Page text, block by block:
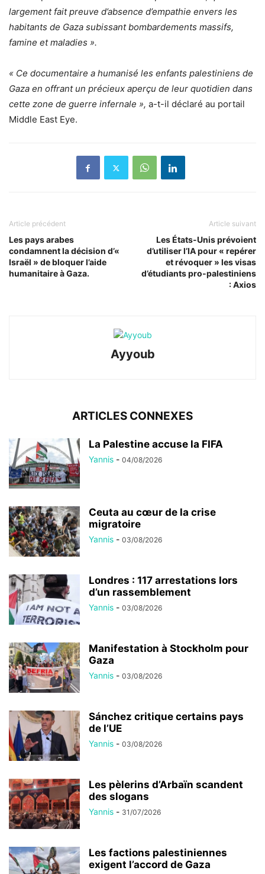
largement fait preuve d’absence d’empathie envers les
habitants de Gaza subissant bombardements massifs,
famine et maladies ».
« Ce documentaire a humanisé les enfants palestiniens de
Gaza en offrant un précieux aperçu de leur quotidien dans
cette zone de guerre infernale », a-t-il déclaré au portail
Middle East Eye.
Article précédent
Les pays arabes
condamnent la décision d’«
Israël » de bloquer l’aide
humanitaire à Gaza.
Article suivant
Les États-Unis prévoient
d’utiliser l’IA pour « repérer
et révoquer » les visas
d’étudiants pro-palestiniens
: Axios
Ayyoub
ARTICLES CONNEXES
La Palestine accuse la FIFA
Yannis - 04/08/2026
Ceuta au cœur de la crise
migratoire
Yannis - 03/08/2026
Londres : 117 arrestations lors
d’un rassemblement
Yannis - 03/08/2026
Manifestation à Stockholm pour
Gaza
Yannis - 03/08/2026
Sánchez critique certains pays
de l’UE
Yannis - 03/08/2026
Les pèlerins d’Arbaïn scandent
des slogans
Yannis - 31/07/2026
Les factions palestiniennes
exigent l’accord de Gaza